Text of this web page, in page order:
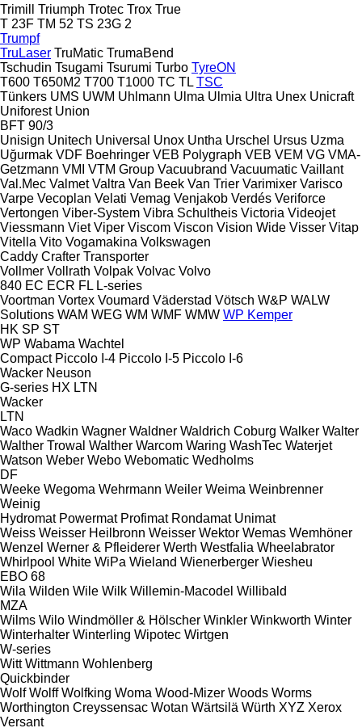
Trimill
Triumph Trotec Trox True
T 23F TM 52 TS 23G 2
Trumpf
TruLaser TruMatic TrumaBend
Tschudin Tsugami Tsurumi Turbo TyreON
T600 T650M2 T700 T1000 TC TL TSC
Tünkers UMS UWM Uhlmann Ulma Ulmia Ultra Unex Unicraft
Uniforest Union
BFT 90/3
Unisign Unitech Universal Unox Untha Urschel Ursus Uzma
Uğurmak VDF Boehringer VEB Polygraph VEB VEM VG VMA-
Getzmann VMI VTM Group Vacuubrand Vacuumatic Vaillant
Val.Mec Valmet Valtra Van Beek Van Trier Varimixer Varisco
Varpe Vecoplan Velati Vemag Venjakob Verdés Veriforce
Vertongen Viber-System Vibra Schultheis Victoria Videojet
Viessmann Viet Viper Viscom Viscon Vision Wide Visser Vitap
Vitella Vito Vogamakina Volkswagen
Caddy Crafter Transporter
Vollmer Vollrath Volpak Volvac Volvo
840 EC ECR FL L-series
Voortman Vortex Voumard Väderstad Vötsch W&P WALW
Solutions WAM WEG WM WMF WMW WP Kemper
HK SP ST
WP Wabama Wachtel
Compact Piccolo I-4 Piccolo I-5 Piccolo I-6
Wacker Neuson
G-series HX LTN
Wacker
LTN
Waco Wadkin Wagner Waldner Waldrich Coburg Walker Walter
Walther Trowal Walther Warcom Waring WashTec Waterjet
Watson Weber Webo Webomatic Wedholms
DF
Weeke Wegoma Wehrmann Weiler Weima Weinbrenner
Weinig
Hydromat Powermat Profimat Rondamat Unimat
Weiss Weisser Heilbronn Weisser Wektor Wemas Wemhöner
Wenzel Werner & Pfleiderer Werth Westfalia Wheelabrator
Whirlpool White WiPa Wieland Wienerberger Wiesheu
EBO 68
Wila Wilden Wile Wilk Willemin-Macodel Willibald
MZA
Wilms Wilo Windmöller & Hölscher Winkler Winkworth Winter
Winterhalter Winterling Wipotec Wirtgen
W-series
Witt Wittmann Wohlenberg
Quickbinder
Wolf Wolff Wolfking Woma Wood-Mizer Woods Worms
Worthington Creyssensac Wotan Wärtsilä Würth XYZ Xerox
Versant